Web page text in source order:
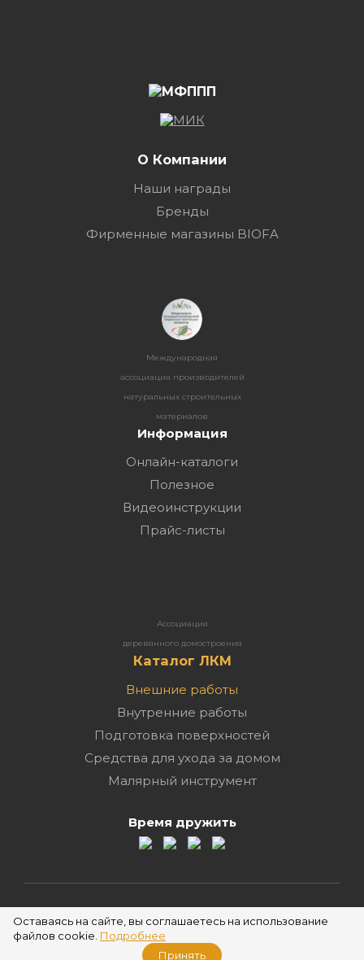
О Компании
Наши награды
Бренды
Фирменные магазины BIOFA
Международная
ассоциация производителей
натуральных строительных
материалов
Информация
Онлайн-каталоги
Полезное
Видеоинструкции
Прайс-листы
Ассоциация
деревянного домостроения
Каталог ЛКМ
Внешние работы
Внутренние работы
Подготовка поверхностей
Средства для ухода за домом
Малярный инструмент
Время дружить
2026 ©
Оставаясь на сайте, вы соглашаетесь на использование
файлов cookie. Подробнее
Принять